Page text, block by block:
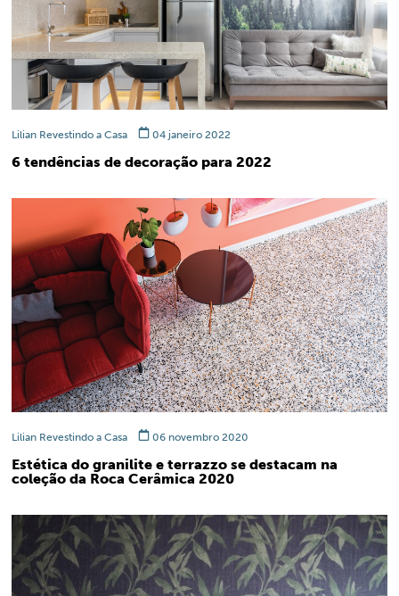
Lilian Revestindo a Casa 04 janeiro 2022
6 tendências de decoração para 2022
Lilian Revestindo a Casa 06 novembro 2020
Estética do granilite e terrazzo se destacam na
coleção da Roca Cerâmica 2020